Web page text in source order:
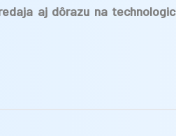
aj dôrazu na